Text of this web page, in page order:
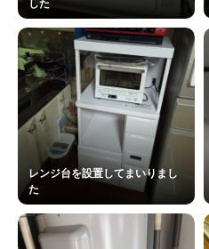
した
レンジ台を設置してまいりまし
た